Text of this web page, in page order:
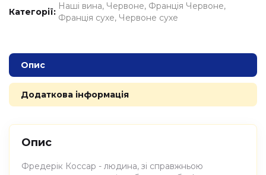
Категорії:
Наші вина Червоне Франція Червоне
Франція сухе Червоне сухе
Опис
Додаткова інформація
Опис
Фредерік Коссар - людина, зі справжньою